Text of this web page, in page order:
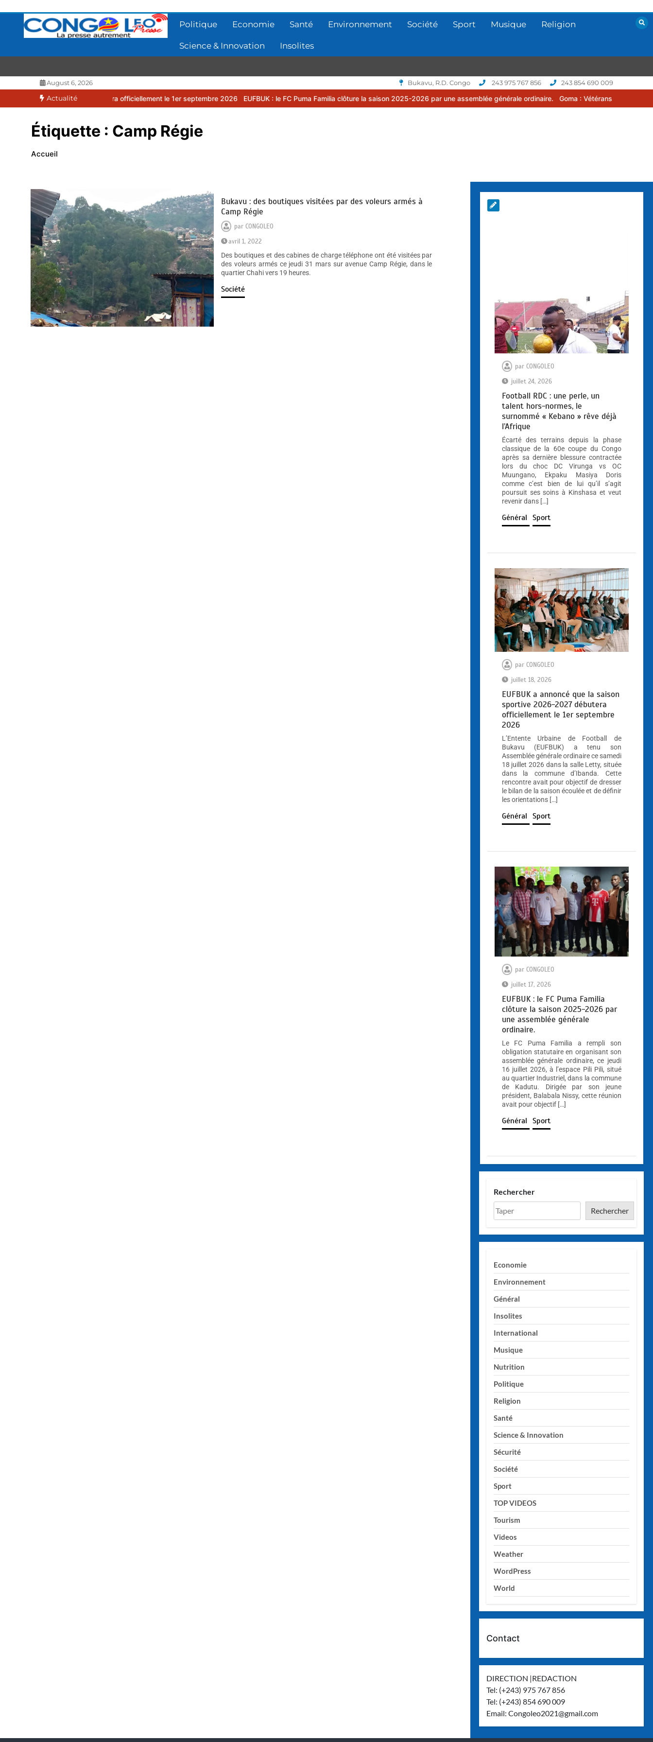
contenu
Politique Economie Santé Environnement Société Sport Musique Religion
Science & Innovation Insolites
CONGOLEO
La presse autrement
August 6, 2026 Bukavu, R.D. Congo 243 975 767 856 243 854 690 009
Actualité
2027 débutera officiellement le 1er septembre 2026 EUFBUK : le FC Puma Familia clôture la saison 2025-2026 par une assemblée générale ordinaire. Goma : Vétérans Cup 2026 -2027, une
Étiquette : Camp Régie
Accueil
Bukavu : des boutiques visitées par des voleurs armés à
Camp Régie
parCONGOLEO
avril 1, 2022
Des boutiques et des cabines de charge téléphone ont été visitées par
des voleurs armés ce jeudi 31 mars sur avenue Camp Régie, dans le
quartier Chahi vers 19 heures.
Société
par CONGOLEO
juillet 24, 2026
Football RDC : une perle, un
talent hors-normes, le
surnommé « Kebano » rêve déjà
l’Afrique
Écarté des terrains depuis la phase
classique de la 60e coupe du Congo
après sa dernière blessure contractée
lors du choc DC Virunga vs OC
Muungano, Ekpaku Masiya Doris
comme c’est bien de lui qu’il s’agit
poursuit ses soins à Kinshasa et veut
revenir dans […]
Général Sport
par CONGOLEO
juillet 18, 2026
EUFBUK a annoncé que la saison
sportive 2026-2027 débutera
officiellement le 1er septembre
2026
L’Entente Urbaine de Football de
Bukavu (EUFBUK) a tenu son
Assemblée générale ordinaire ce samedi
18 juillet 2026 dans la salle Letty, située
dans la commune d’Ibanda. Cette
rencontre avait pour objectif de dresser
le bilan de la saison écoulée et de définir
les orientations […]
Général Sport
par CONGOLEO
juillet 17, 2026
EUFBUK : le FC Puma Familia
clôture la saison 2025-2026 par
une assemblée générale
ordinaire.
Le FC Puma Familia a rempli son
obligation statutaire en organisant son
assemblée générale ordinaire, ce jeudi
16 juillet 2026, à l’espace Pili Pili, situé
au quartier Industriel, dans la commune
de Kadutu. Dirigée par son jeune
président, Balabala Nissy, cette réunion
avait pour objectif […]
Général Sport
Rechercher
Rechercher
Economie
Environnement
Général
Insolites
International
Musique
Nutrition
Politique
Religion
Santé
Science & Innovation
Sécurité
Société
Sport
TOP VIDEOS
Tourism
Videos
Weather
WordPress
World
Contact
DIRECTION |REDACTION
Tel: (+243) 975 767 856
Tel: (+243) 854 690 009
Email:Congoleo2021@gmail.com